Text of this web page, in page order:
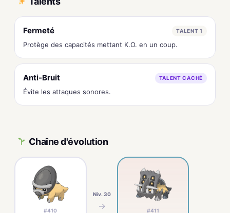
Fermeté TALENT 1
Protège des capacités mettant K.O. en un coup.
Anti-Bruit TALENT CACHÉ
Évite les attaques sonores.
Chaîne d'évolution
#410
Niv. 30
→ #411